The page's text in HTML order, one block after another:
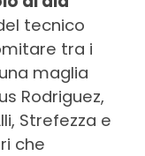
tecnico
tra i
maglia
Rodriguez,
Strefezza e
che